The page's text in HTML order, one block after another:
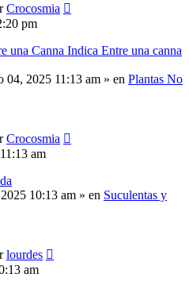
Crocosmia
pm
una Canna Indica Entre una canna
04, 2025 11:13 am » en Plantas No
Crocosmia
am
10:13 am » en Suculentas y
lourdes
am